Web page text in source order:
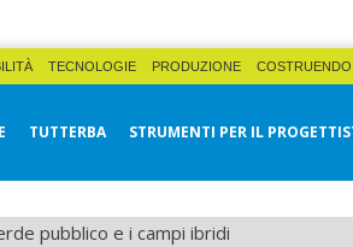
TECNOLOGIE PRODUZIONE COSTRUENDO
TUTTERBA STRUMENTI PER IL
pubblico e i campi ibridi